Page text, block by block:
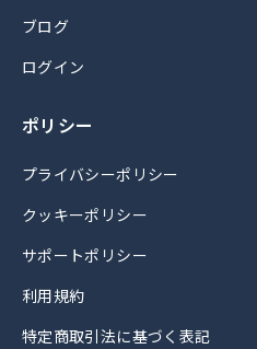
ブログ
ログイン
ポリシー
プライバシーポリシー
クッキーポリシー
サポートポリシー
利用規約
特定商取引法に基づく表記